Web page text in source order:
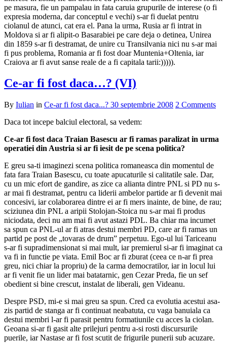
pe masura, fie un pampalau in fata caruia grupurile de interese (o fi
expresia moderna, dar conceptul e vechi) s-ar fi duelat pentru
ciolanul de atunci, cat era el. Pana la urma, Rusia ar fi intrat in
Moldova si ar fi alipit-o Basarabiei pe care deja o detinea, Unirea
din 1859 s-ar fi destramat, de unire cu Transilvania nici nu s-ar mai
fi pus problema, Romania ar fi fost doar Muntenia+Oltenia, iar
Craiova ar fi avut sanse reale de a fi capitala tarii:))))).
Ce-ar fi fost daca…? (VI)
By Iulian in Ce-ar fi fost daca...? 30 septembrie 2008 2 Comments
Daca tot incepe balciul electoral, sa vedem:
Ce-ar fi fost daca Traian Basescu ar fi ramas paralizat in urma
operatiei din Austria si ar fi iesit de pe scena politica?
E greu sa-ti imaginezi scena politica romaneasca din momentul de
fata fara Traian Basescu, cu toate apucaturile si calitatile sale. Dar,
cu un mic efort de gandire, as zice ca alianta dintre PNL si PD nu s-
ar mai fi destramat, pentru ca liderii ambelor partide ar fi devenit mai
concesivi, iar colaborarea dintre ei ar fi mers inainte, de bine, de rau;
sciziunea din PNL a aripii Stolojan-Stoica nu s-ar mai fi produs
niciodata, deci nu am mai fi avut astazi PDL. Ba chiar ma incumet
sa spun ca PNL-ul ar fi atras destui membri PD, care ar fi ramas un
partid pe post de „tovaras de drum” perpetuu. Ego-ul lui Tariceanu
s-ar fi supradimensionat si mai mult, iar premierul si-ar fi imaginat ca
va fi in functie pe viata. Emil Boc ar fi zburat (ceea ce n-ar fi prea
greu, nici chiar la propriu) de la carma democratilor, iar in locul lui
ar fi venit fie un lider mai batatarnic, gen Cezar Preda, fie un sef
obedient si bine crescut, instalat de liberali, gen Videanu.
Despre PSD, mi-e si mai greu sa spun. Cred ca evolutia acestui asa-
zis partid de stanga ar fi continuat neabatuta, cu vaga banuiala ca
destui membri l-ar fi parasit pentru formatiunile cu acces la ciolan.
Geoana si-ar fi gasit alte prilejuri pentru a-si rosti discursurile
puerile, iar Nastase ar fi fost scutit de frigurile punerii sub acuzare.